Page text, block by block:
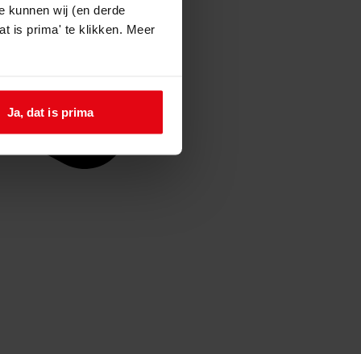
kunnen wij (en derde
is prima' te klikken. Meer
Ja, dat is prima